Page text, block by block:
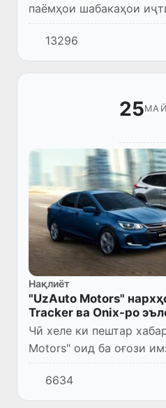
паёмҳои шабакаҳои
болоравии нархҳо ба
Gentra, ки аз аввали
меравад, шарҳ дод.
13296
25
Нақлиёт
"UzAuto Motors"
Tracker ва Onix-ро
Чӣ хеле ки пештар
Motors" оид ба оғози
ба хатти навшудаи
Chevrolet Tracker ва
баробари ин, нархи...
6634